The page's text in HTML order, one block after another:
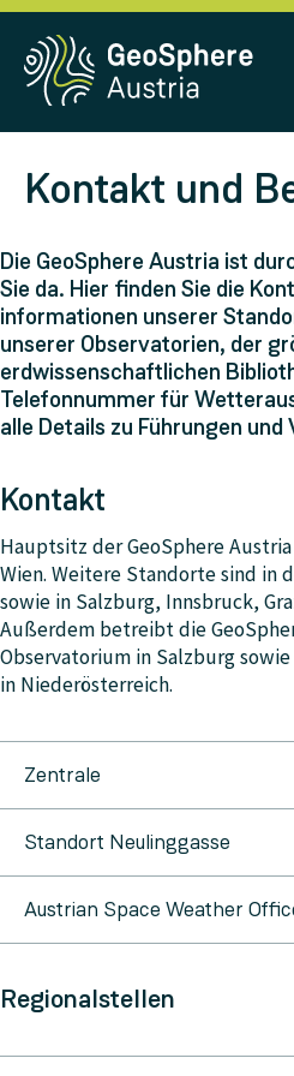
Kontakt und
Die GeoSphere Austria ist
Sie da. Hier finden Sie die
informationen unserer
unserer Observatorien, der
erdwissenschaftlichen
Telefonnummer für
alle Details zu Führungen
Kontakt
Hauptsitz der GeoSphere
Wien. Weitere Standorte sind in
sowie in Salzburg, Innsbruck,
Außerdem betreibt die
Observatorium in Salzburg
in Niederösterreich.
Zentrale
kontakt@geosphere.at
Standort Neulinggasse
kontakt@geosphere.at
Austrian Space Weather
weltraumwetter@geosphere.at
Regionalstellen